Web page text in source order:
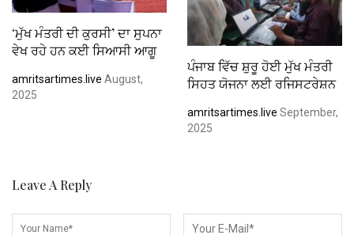
‘ਮੁੱਖ ਮੰਤਰੀ ਦੀ ਕੁਰਸੀ’ ਦਾ ਸੁਪਨਾ
ਵੇਖ ਰਹੇ ਹਨ ਕਈ ਸਿਆਸੀ ਆਗੂ
amritsartimes.live August,
2025
ਪੰਜਾਬ ਵਿੱਚ ਸ਼ੁਰੂ ਹੋਈ ਮੁੱਖ ਮੰਤਰੀ
ਸਿਹਤ ਯੋਜਨਾ ਲਈ ਰਜਿਸਟਰੇਸ਼ਨ
amritsartimes.live September,
2025
Leave A Reply